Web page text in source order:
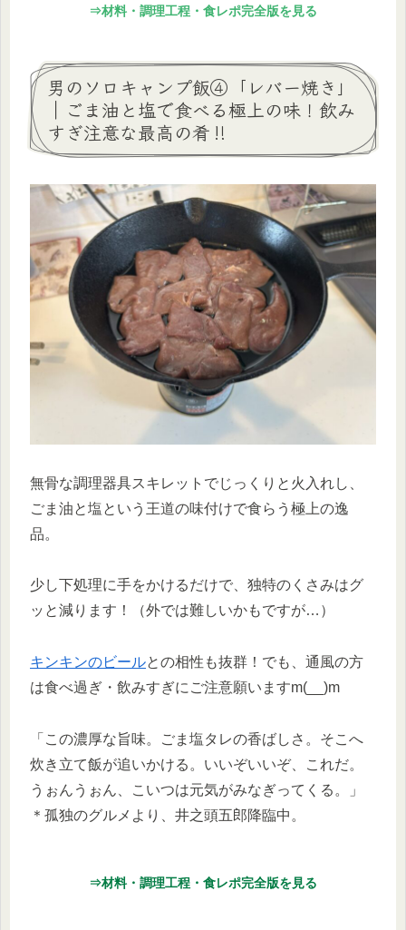
⇒材料・調理工程・食レポ完全版を見る
男のソロキャンプ飯④「レバー焼き」
｜ごま油と塩で食べる極上の味！飲み
すぎ注意な最高の肴‼
無骨な調理器具スキレットでじっくりと火入れし、
ごま油と塩という王道の味付けで食らう極上の逸
品。
少し下処理に手をかけるだけで、独特のくさみはグ
ッと減ります！（外では難しいかもですが…）
キンキンのビールとの相性も抜群！でも、通風の方
は食べ過ぎ・飲みすぎにご注意願いますm(__)m
「この濃厚な旨味。ごま塩タレの香ばしさ。そこへ
炊き立て飯が追いかける。いいぞいいぞ、これだ。
うぉんうぉん、こいつは元気がみなぎってくる。」
＊孤独のグルメより、井之頭五郎降臨中。
⇒材料・調理工程・食レポ完全版を見る